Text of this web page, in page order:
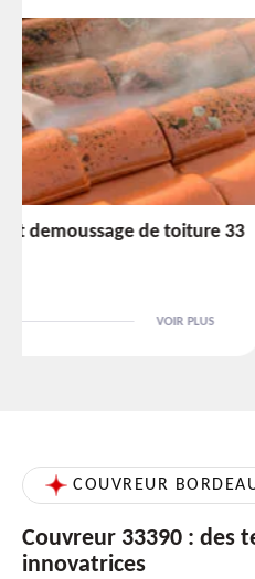
Etanchéité toiture 33
COUVREUR
Couvreur 33390 : des
innovatrices